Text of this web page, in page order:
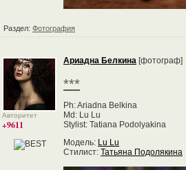
Раздел: Фотография
Авторитет
+9611
Ариадна Белкина [фотограф]
***
Ph: Ariadna Belkina
Md: Lu Lu
Stylist: Tatiana Podolyakina
Модель: Lu Lu
Стилист: Татьяна Подолякина